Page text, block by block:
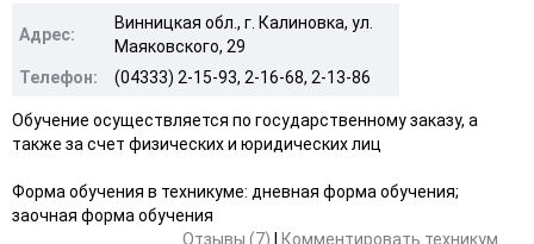
Адрес:
Винницкая обл., г. Калиновка, ул.
Маяковского, 29
Телефон:
(04333) 2-15-93, 2-16-68, 2-13-86
Обучение осуществляется по государственному заказу, а
также за счет физических и юридических лиц
Форма обучения в техникуме: дневная форма обучения;
заочная форма обучения
Отзывы (7)
Комментировать техникум